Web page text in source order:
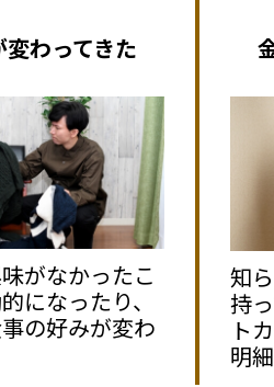
わってきた
がなかったこ
になったり、
の好みが変わ
知
持
ト
明